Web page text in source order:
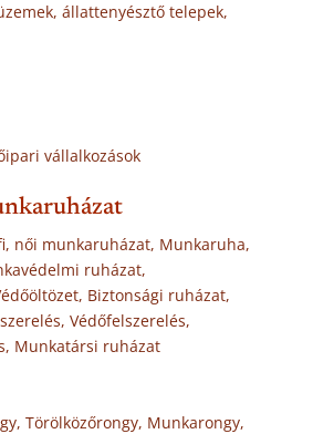
állattenyésztő telepek,
vállalkozások
női munkaruházat, Munkaruha,
ruházat,
Biztonsági ruházat,
Védőfelszerelés,
Munkatársi ruházat
Törölközőrongy, Munkarongy,